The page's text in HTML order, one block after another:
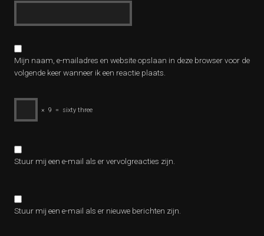
Mijn naam, e-mailadres en website opslaan in deze browser voor de
volgende keer wanneer ik een reactie plaats.
× 9 = sixty three
Stuur mij een e-mail als er vervolgreacties zijn.
Stuur mij een e-mail als er nieuwe berichten zijn.